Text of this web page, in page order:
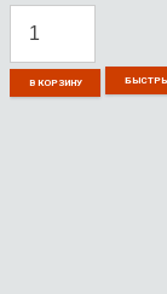
В КОРЗИНУ